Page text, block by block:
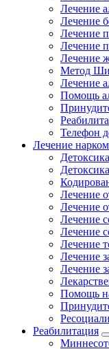
Лечение
Лечение
Лечение
Лечение
Лечение
Метод
Лечение
Помощь
Телефон
Лечение
Лечение
Лечение
Лечение
Лечение
Лечение
Лечение
Лечение
Помощь
Реабилитация